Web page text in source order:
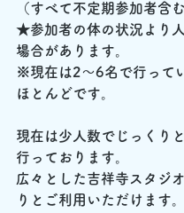
（すべて不定期参加者含む
★参加者の体の状況より
場合があります。
※現在は2〜6名で行って
ほとんどです。
現在は少人数でじっくり
行っております。
広々とした吉祥寺スタジ
りとご利用いただけます。